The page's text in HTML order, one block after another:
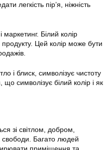
легкість пір’я, ніжність
Білий колір
продукту. Цей колір може бути
і блиск, символізує чистоту
символізує білий колір і як
зі світлом, добром,
свободи. Багато людей